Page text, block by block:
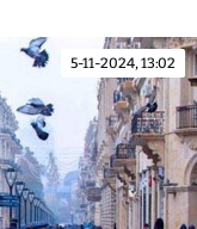
5-11-2024, 13:02